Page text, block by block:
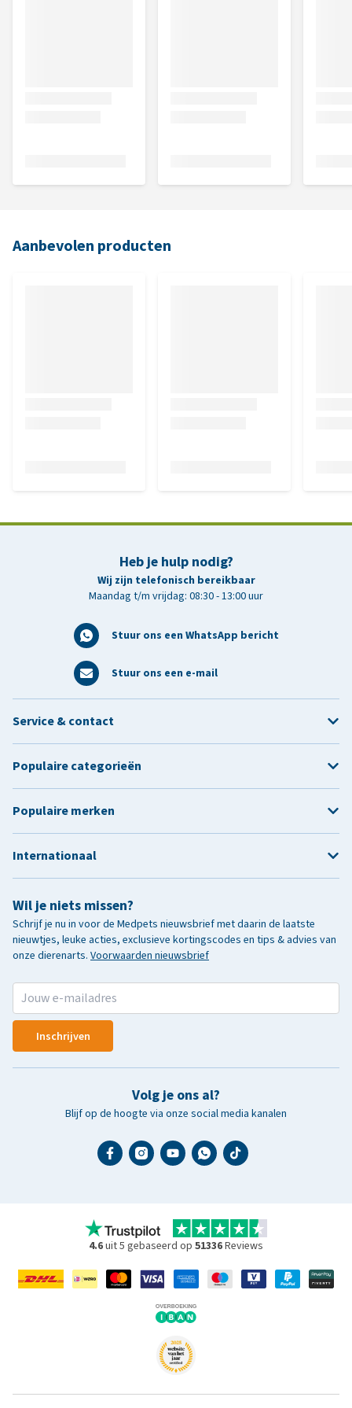
Aanbevolen producten
Heb je hulp nodig?
Wij zijn telefonisch bereikbaar
Maandag t/m vrijdag: 08:30 - 13:00 uur
Stuur ons een WhatsApp bericht
Stuur ons een e-mail
Wil je niets missen?
Schrijf je nu in voor de Medpets nieuwsbrief met daarin de laatste
nieuwtjes, leuke acties, exclusieve kortingscodes en tips & advies van
onze dierenarts. Voorwaarden nieuwsbrief
Inschrijven
Volg je ons al?
Blijf op de hoogte via onze social media kanalen
Service & contact
Populaire categorieën
Populaire merken
Internationaal
4.6uit 5 gebaseerd op 51336Reviews